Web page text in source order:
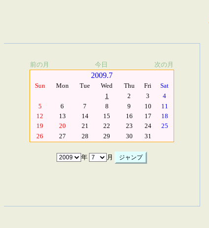
前の月 今日 次の月
2009.7
Sun Mon Tue Wed Thu Fri
Sat
1
2 3
4
5
6 7 8 9 10
11
12
13 14 15 16 17
18
19
20 21 22 23 24
25
26
27 28 29 30 31
年 月